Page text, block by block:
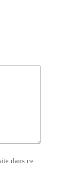
dans ce